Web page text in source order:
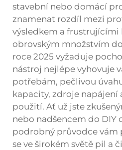
stavební nebo domácí
znamenat rozdíl mezi
výsledkem a frustrujícími
obrovským množstvím
roce 2025 vyžaduje
nástroj nejlépe vyhovuje
potřebám, pečlivou
kapacity, zdroje napájení
použití. Ať už jste
nebo nadšencem do DIY
podrobný průvodce vám
se ve širokém světě pil a